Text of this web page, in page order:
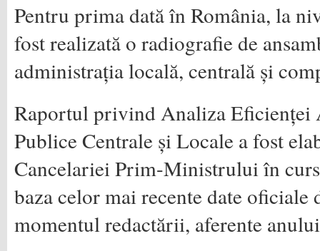
Pentru prima dată în România, la
fost realizată o radiografie de
administrația locală, centrală și
Raportul privind Analiza Eficienței
Publice Centrale și Locale a fost
Cancelariei Prim-Ministrului în
baza celor mai recente date
momentul redactării, aferente